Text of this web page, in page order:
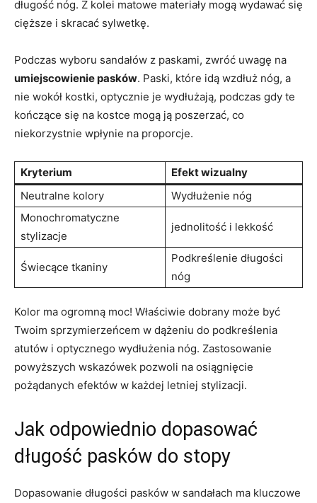
długość nóg. Z kolei matowe materiały mogą wydawać się
cięższe i skracać sylwetkę.
Podczas wyboru sandałów z paskami, zwróć uwagę na
umiejscowienie pasków. Paski, które idą wzdłuż nóg, a
nie wokół kostki, optycznie je wydłużają, podczas gdy te
kończące się na kostce mogą ją poszerzać, co
niekorzystnie wpłynie na proporcje.
Kryterium
Efekt wizualny
Neutralne kolory
Wydłużenie nóg
Monochromatyczne
stylizacje
jednolitość i lekkość
Świecące tkaniny
Podkreślenie długości
nóg
Kolor ma ogromną moc! Właściwie dobrany może być
Twoim sprzymierzeńcem w dążeniu do podkreślenia
atutów i optycznego wydłużenia nóg. Zastosowanie
powyższych wskazówek pozwoli na osiągnięcie
pożądanych efektów w każdej letniej stylizacji.
Jak odpowiednio dopasować
długość pasków do stopy
Dopasowanie długości pasków w sandałach ma kluczowe